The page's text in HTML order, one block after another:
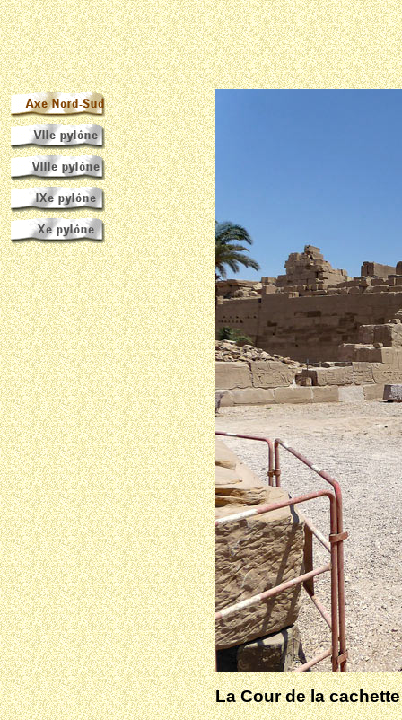
La Cour de la